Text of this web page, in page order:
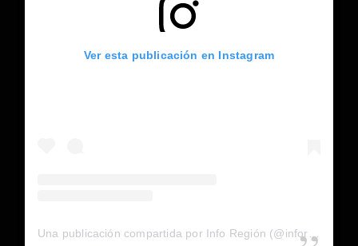
Ver esta publicación en Instagram